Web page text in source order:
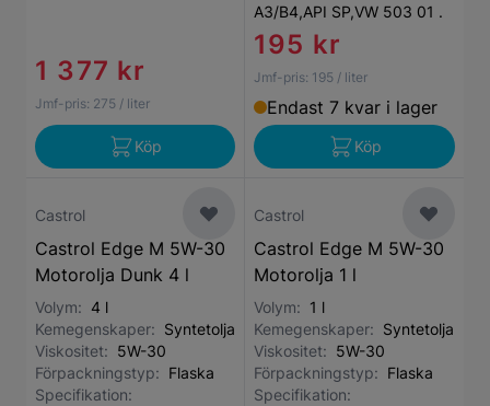
1 377 kr
Jmf-pris: 275 / liter
Köp
A3/B4,API SP,VW 503 01 .
195 kr
Jmf-pris: 195 / liter
Endast 7 kvar i lager
Köp
Castrol
Castrol Edge M 5W-30
Motorolja Dunk 4 l
Volym: 4 l
Kemegenskaper: Syntetolja
Viskositet: 5W-30
Förpackningstyp: Flaska
Specifikation:
Castrol
Castrol Edge M 5W-30
Motorolja 1 l
Volym: 1 l
Kemegenskaper: Syntetolja
Viskositet: 5W-30
Förpackningstyp: Flaska
Specifikation: